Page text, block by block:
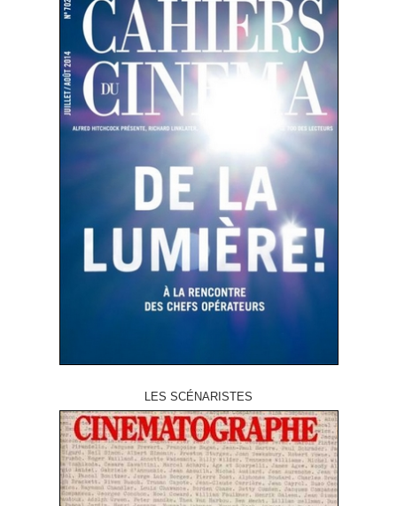
LES SCÉNARISTES